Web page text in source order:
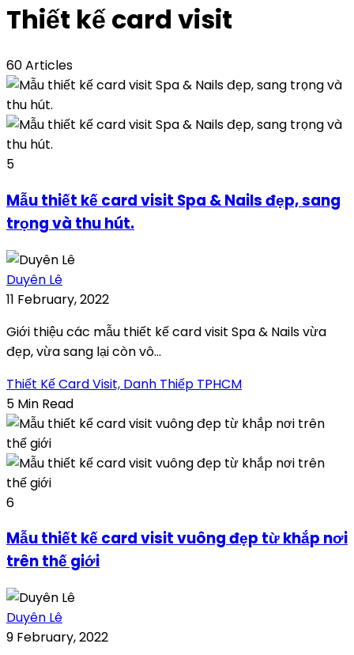
Thiết kế card visit
60 Articles
5
Mẫu thiết kế card visit Spa & Nails đẹp, sang
trọng và thu hút.
Duyên Lê
11 February, 2022
Giới thiệu các mẫu thiết kế card visit Spa & Nails vừa
đẹp, vừa sang lại còn vô...
Thiết Kế Card Visit, Danh Thiếp TPHCM
5 Min Read
6
Mẫu thiết kế card visit vuông đẹp từ khắp nơi
trên thế giới
Duyên Lê
9 February, 2022